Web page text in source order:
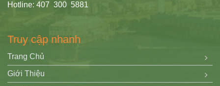
Hotline: 407 300 5881
Truy cập nhanh
Trang Chủ
Giới Thiệu